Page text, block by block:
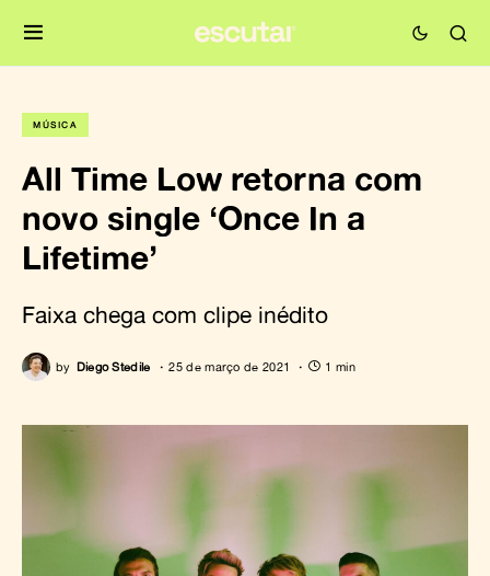
MÚSICA
All Time Low retorna com
novo single ‘Once In a
Lifetime’
Faixa chega com clipe inédito
by Diego Stedile 25 de março de 2021 1 min